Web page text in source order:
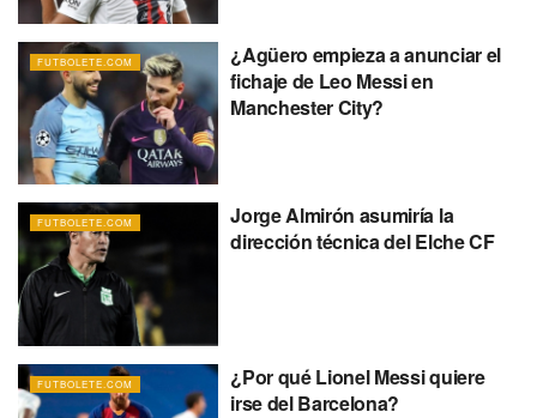
FUTBOLETE.COM
¿Agüero empieza a anunciar el
fichaje de Leo Messi en
Manchester City?
FUTBOLETE.COM
Jorge Almirón asumiría la
dirección técnica del Elche CF
FUTBOLETE.COM
¿Por qué Lionel Messi quiere
irse del Barcelona?